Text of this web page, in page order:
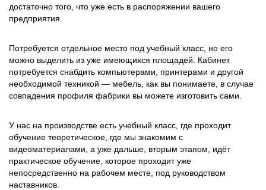
достаточно того, что уже есть в распоряжении вашего
предприятия.
Потребуется отдельное место под учебный класс, но его
можно выделить из уже имеющихся площадей. Кабинет
потребуется снабдить компьютерами, принтерами и другой
необходимой техникой — мебель, как вы понимаете, в случае
совпадения профиля фабрики вы можете изготовить сами.
У нас на производстве есть учебный класс, где проходит
обучение теоретическое, где мы знакомим с
видеоматериалами, а уже дальше, вторым этапом, идёт
практическое обучение, которое проходит уже
непосредственно на рабочем месте, под руководством
наставников.